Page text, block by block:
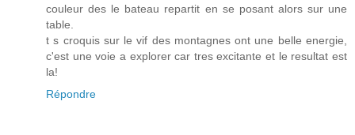
couleur des le bateau repartit en se posant alors sur une
table.
t s croquis sur le vif des montagnes ont une belle energie,
c'est une voie a explorer car tres excitante et le resultat est
la!
Répondre